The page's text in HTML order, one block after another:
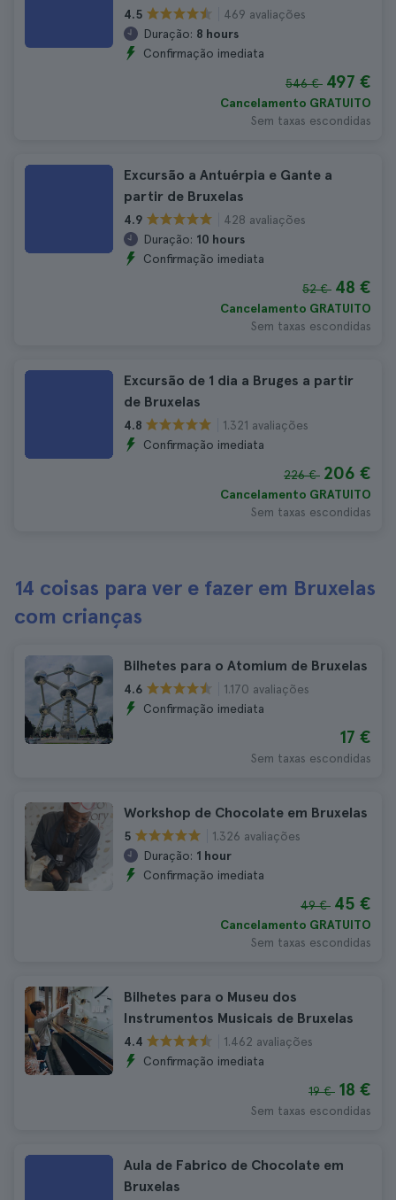
4.5
469 avaliações
Duração: 8 hours
Confirmação imediata
546 € 497 €
Cancelamento GRATUITO
Sem taxas escondidas
Excursão a Antuérpia e Gante a
partir de Bruxelas
4.9
428 avaliações
Duração: 10 hours
Confirmação imediata
52 € 48 €
Cancelamento GRATUITO
Sem taxas escondidas
Excursão de 1 dia a Bruges a partir
de Bruxelas
4.8
1.321 avaliações
Confirmação imediata
226 € 206 €
Cancelamento GRATUITO
Sem taxas escondidas
14 coisas para ver e fazer em Bruxelas
com crianças
Bilhetes para o Atomium de Bruxelas
4.6
1.170 avaliações
Confirmação imediata
17 €
Sem taxas escondidas
Workshop de Chocolate em Bruxelas
5
1.326 avaliações
Duração: 1 hour
Confirmação imediata
49 € 45 €
Cancelamento GRATUITO
Sem taxas escondidas
Bilhetes para o Museu dos
Instrumentos Musicais de Bruxelas
4.4
1.462 avaliações
Confirmação imediata
19 € 18 €
Sem taxas escondidas
Aula de Fabrico de Chocolate em
Bruxelas